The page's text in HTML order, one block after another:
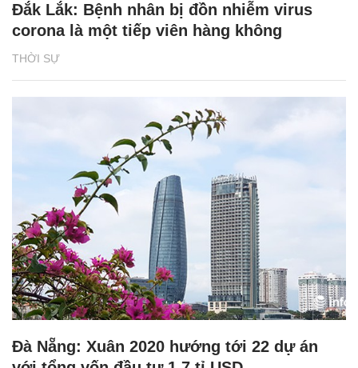
THỜI SỰ
Đắk Lắk: Bệnh nhân bị đồn nhiễm virus
corona là một tiếp viên hàng không
Đà Nẵng: Xuân 2020 hướng tới 22 dự án